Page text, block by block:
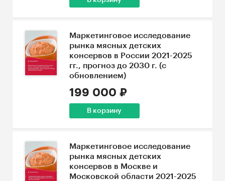
Маркетинговое исследование
рынка мясных детских
консервов в России 2021-2025
гг., прогноз до 2030 г. (с
обновлением)
199 000 ₽
В корзину
Маркетинговое исследование
рынка мясных детских
консервов в Москве и
Московской области 2021-2025